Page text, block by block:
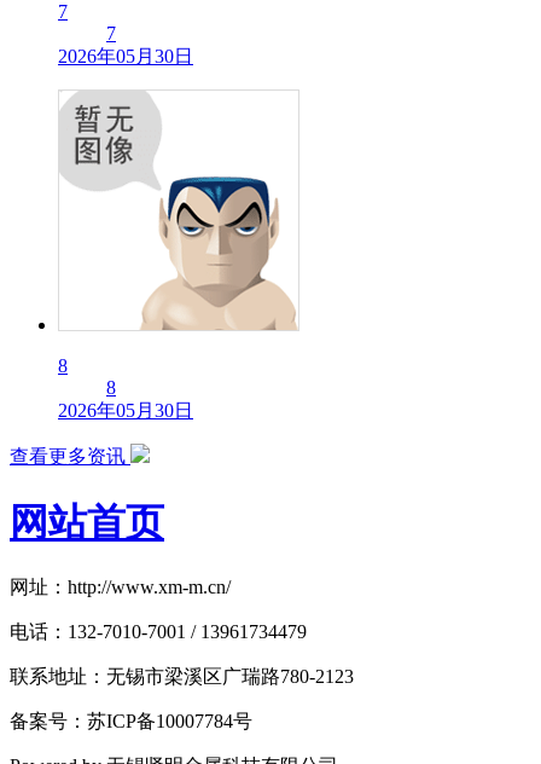
7
7
2026年05月30日
8
8
2026年05月30日
查看更多资讯
网站首页
网址：http://www.xm-m.cn/
电话：132-7010-7001 / 13961734479
联系地址：无锡市梁溪区广瑞路780-2123
备案号：苏ICP备10007784号